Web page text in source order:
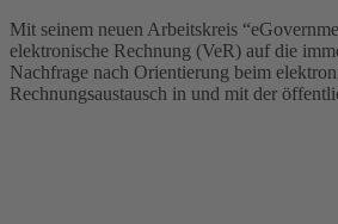
Mit seinem neuen Arbeitskreis
elektronische Rechnung (VeR) auf die
Nachfrage nach Orientierung beim
Rechnungsaustausch in und mit der